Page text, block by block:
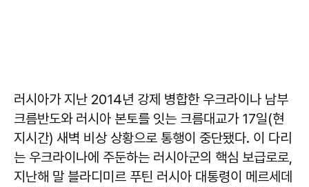
러시아가 지난 2014년 강제 병합한 우크라이나 남부
크름반도와 러시아 본토를 잇는 크름대교가 17일(현
지시간) 새벽 비상 상황으로 통행이 중단됐다. 이 다리
는 우크라이나에 주둔하는 러시아군의 핵심 보급로로,
지난해 말 블라디미르 푸틴 러시아 대통령이 메르세데